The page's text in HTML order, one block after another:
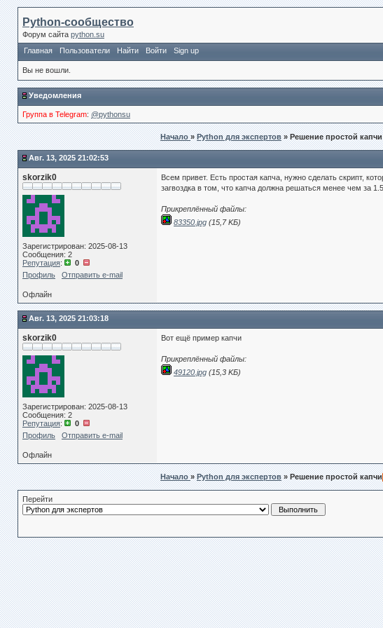
Python-сообщество
Форум сайта python.su
Главная
Пользователи Найти Войти Sign up
Вы не вошли.
Уведомления
Группа в Telegram: @pythonsu
Начало»Python для экспертов » Решение простой
Авг. 13, 2025 21:02:53
skorzik0
Зарегистрирован: 2025-08-13
Сообщения: 2
Репутация:
0
Профиль
Отправить e-mail
Всем привет. Есть простая капча, нужно сделать скрипт,
загвоздка в том, что капча должна решаться менее чем за
Прикреплённый файлы:
83350.jpg (15,7 KБ)
Офлайн
Авг. 13, 2025 21:03:18
skorzik0
Зарегистрирован: 2025-08-13
Сообщения: 2
Репутация:
0
Профиль
Отправить e-mail
Вот ещё пример капчи
Прикреплённый файлы:
49120.jpg (15,3 KБ)
Офлайн
Начало»Python для экспертов » Решение простой капчи
Перейти